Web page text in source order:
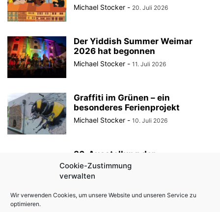
Cookie-Zustimmung
verwalten
Wir verwenden Cookies, um unsere Website und unseren Service zu
optimieren.
Michael Stocker - 20. Juli 2026
Der Yiddish Summer Weimar
2026 hat begonnen
Michael Stocker - 11. Juli 2026
Graffiti im Grünen – ein
besonderes Ferienprojekt
Michael Stocker - 10. Juli 2026
30. Ausstellung der
StadtRaumBoxen am
KulturQuartier Schauspielhaus